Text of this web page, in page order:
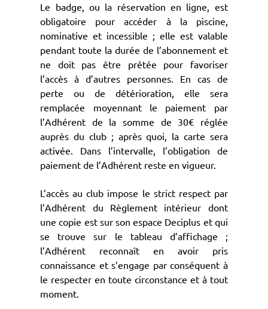
Le badge, ou la réservation en ligne, est
obligatoire pour accéder à la piscine,
nominative et incessible ; elle est valable
pendant toute la durée de l’abonnement et
ne doit pas être prêtée pour favoriser
l’accès à d’autres personnes. En cas de
perte ou de détérioration, elle sera
remplacée moyennant le paiement par
l’Adhérent de la somme de 30€ réglée
auprès du club ; après quoi, la carte sera
activée. Dans l’intervalle, l’obligation de
paiement de l’Adhérent reste en vigueur.
L’accès au club impose le strict respect par
l’Adhérent du Règlement intérieur dont
une copie est sur son espace Deciplus et qui
se trouve sur le tableau d’affichage ;
l’Adhérent reconnaît en avoir pris
connaissance et s’engage par conséquent à
le respecter en toute circonstance et à tout
moment.